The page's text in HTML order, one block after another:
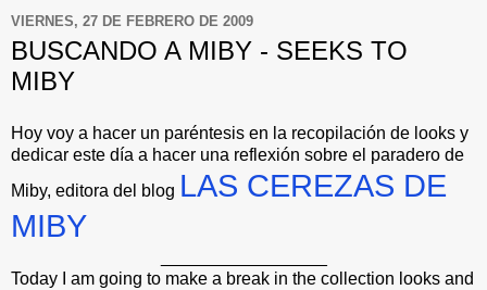
VIERNES, 27 DE FEBRERO DE 2009
BUSCANDO A MIBY - SEEKS TO
MIBY
Hoy voy a hacer un paréntesis en la recopilación de looks y
dedicar este día a hacer una reflexión sobre el paradero de
Miby, editora del blog LAS CEREZAS DE
MIBY
Today I am going to make a break in the collection looks and